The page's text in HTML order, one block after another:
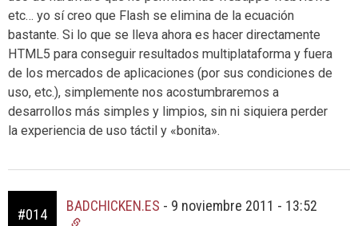
etc… yo sí creo que Flash se elimina de la ecuación
bastante. Si lo que se lleva ahora es hacer directamente
HTML5 para conseguir resultados multiplataforma y fuera
de los mercados de aplicaciones (por sus condiciones de
uso, etc.), simplemente nos acostumbraremos a
desarrollos más simples y limpios, sin ni siquiera perder
la experiencia de uso táctil y «bonita».
#014
BADCHICKEN.ES - 9 noviembre 2011 - 13:52